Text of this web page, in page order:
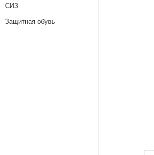
СИЗ
Защитная обувь